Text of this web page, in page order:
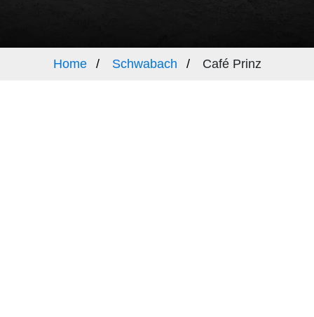
Home Schwabach Café Prinz